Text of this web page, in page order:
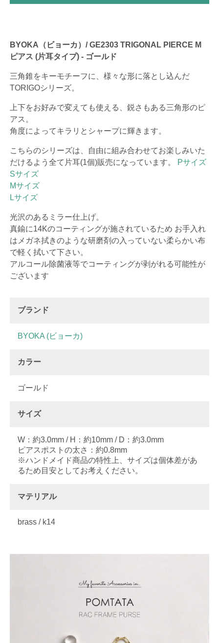
BYOKA（ビョーカ）/ GE2303 TRIGONAL PIERCE M
ピアス (片耳タイプ) - ゴールド
三角錐をキーモチーフに、様々な形に落とし込んだ
TORIGOシリーズ。
上下をお好みで変えても使える、鋭さもある三角形のピ
アス。
角度によってキラリとシャープに輝きます。
こちらのシリーズは、自由に組み合わせてお楽しみいた
だけるよう全て片耳(1個)販売になっています。
Pサイズ
Sサイズ
Mサイズ
Lサイズ
光沢のあるミラー仕上げ。
真鍮に14Kのコーティングが施されているため お手入れ
はメガネ拭きのような研磨剤の入っていない柔らかい布
で軽く拭いて下さい。
アルコール除菌液等でコーティングが剥がれる可能性が
ございます
ブランド
BYOKA (ビョーカ)
カラー
ゴールド
サイズ
W：約3.0mm / H：約10mm / D：約3.0mm
ピアスポストの太さ：約0.8mm
※ハンドメイド商品の特性上、サイズは個体差があ
るため目安としてお考えください。
マテリアル
brass / k14